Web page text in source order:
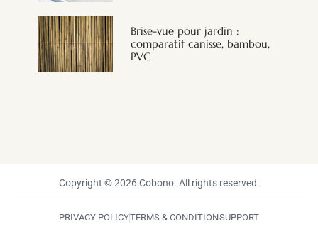
Brise-vue pour jardin :
comparatif canisse, bambou,
PVC
Copyright © 2026 Cobono. All rights reserved.
PRIVACY POLICYTERMS & CONDITIONSUPPORT